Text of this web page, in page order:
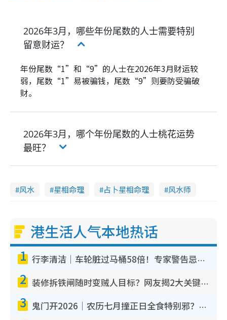
2026年3月，哪些年份尾数的人士需要特别
留意财运？
年份尾数“1”和“9”的人士在2026年3月财运较
弱，尾数“1”易被骗钱，尾数“9”则要防受骗破
财。
2026年3月，哪个年份尾数的人士桃花运势
最旺？
风水 星相命理 占卜星相命理 风水师
港生活人气本地热话
1 行李清洁｜车轮脏过马桶58倍！专家警告忌用酒精擦 教1招免脏手除菌
2 装修拆铁闸随时变贼人目标？网友揭2大关键用途：装新款等于白装？附新旧铁闸分别
3 鬼门开2026｜农历七月撞正日全食特别邪？专家警告切忌做一事！揭4大禁忌+2招保平安